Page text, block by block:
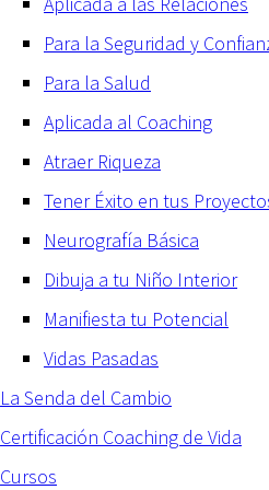
Para la Seguridad y
Para la Salud
Aplicada al Coaching
Atraer Riqueza
Tener Éxito en tus
Neurografía Básica
Dibuja a tu Niño Interior
Manifiesta tu Potencial
Vidas Pasadas
La Senda del Cambio
Certificación Coaching de Vida
Cursos